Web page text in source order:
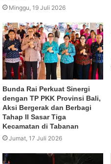
Minggu, 19 Juli 2026
Bunda Rai Perkuat Sinergi
dengan TP PKK Provinsi Bali,
Aksi Bergerak dan Berbagi
Tahap II Sasar Tiga
Kecamatan di Tabanan
Jumat, 17 Juli 2026